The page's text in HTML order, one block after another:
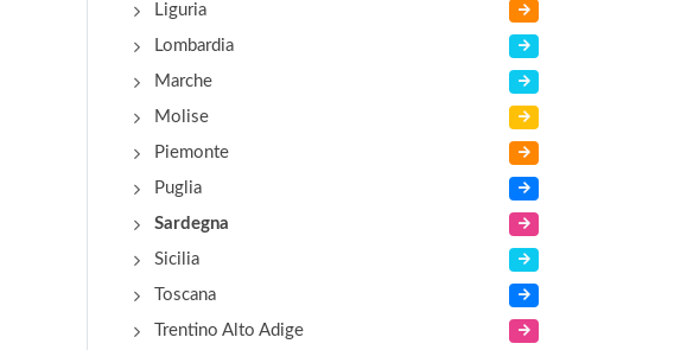
Liguria
Lombardia
Marche
Molise
Piemonte
Puglia
Sardegna
Sicilia
Toscana
Trentino Alto Adige